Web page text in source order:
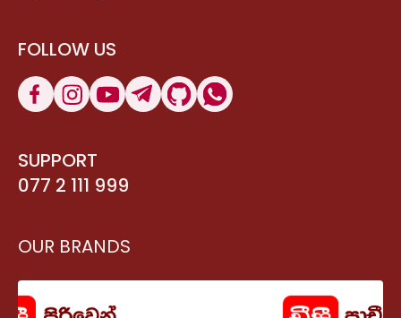
FOLLOW US
SUPPORT
077 2 111 999
OUR BRANDS